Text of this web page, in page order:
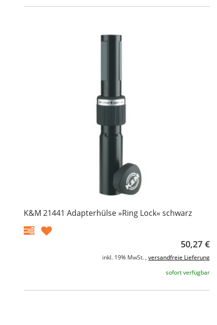
K&M 21441 Adapterhülse »Ring Lock« schwarz
50,27 €
inkl. 19% MwSt. , versandfreie Lieferung
sofort verfügbar